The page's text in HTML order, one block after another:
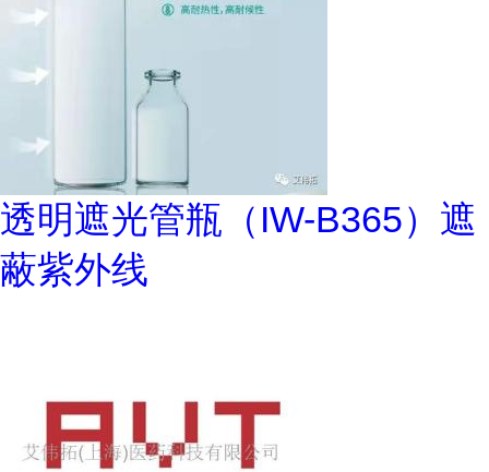
透明遮光管瓶（IW-B365）遮
蔽紫外线